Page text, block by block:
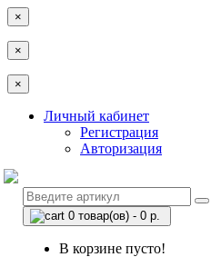
×
×
×
Личный кабинет
Регистрация
Авторизация
0 товар(ов) - 0 р.
В корзине пусто!